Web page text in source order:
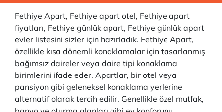
Fethiye Apart, Fethiye apart otel, Fethiye apart
fiyatları, Fethiye günlük apart, Fethiye günlük apart
evler listesini sizler için hazırladık. Fethiye Apart,
özellikle kısa dönemli konaklamalar için tasarlanmış
bağımsız daireler veya daire tipi konaklama
birimlerini ifade eder. Apartlar, bir otel veya
pansiyon gibi geleneksel konaklama yerlerine
alternatif olarak tercih edilir. Genellikle özel mutfak,